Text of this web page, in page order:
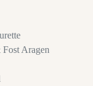
Aragen